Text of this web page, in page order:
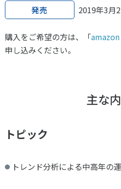
スポーツ 歴史の検証
スポーツ辞典
SSF BOOKS
発売 2019年3月
購入をご希望の方は、「amazon
申し込みください。
主な
トピック
トレンド分析による中高年の